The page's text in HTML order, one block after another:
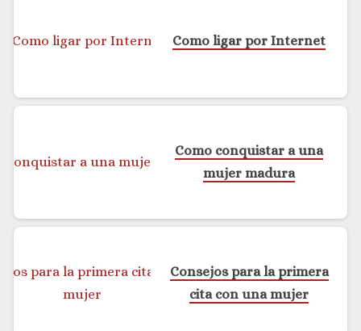
Como ligar por Internet
Como conquistar a una
mujer madura
Consejos para la primera
cita con una mujer